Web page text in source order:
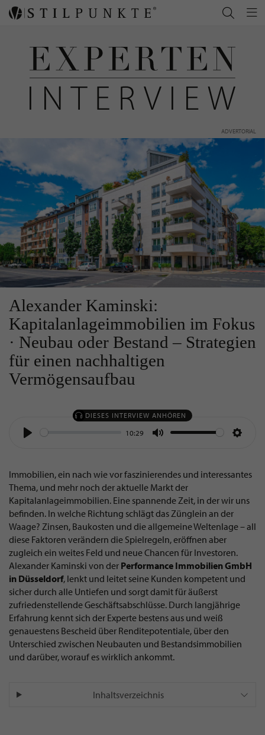
ADVERTORIAL
Alexander Kaminski:
Kapitalanlageimmobilien im Fokus
· Neubau oder Bestand – Strategien
für einen nachhaltigen
Vermögensaufbau
DIESES INTERVIEW ANHÖREN
10:29
Immobilien, ein nach wie vor faszinierendes und interessantes
Thema, und mehr noch der aktuelle Markt der
Kapitalanlageimmobilien. Eine spannende Zeit, in der wir uns
befinden. In welche Richtung schlägt das Zünglein an der
Waage? Zinsen, Baukosten und die allgemeine Weltenlage – all
diese Faktoren verändern die Spielregeln, eröffnen aber
zugleich ein weites Feld und neue Chancen für Investoren.
Alexander Kaminski von der Performance Immobilien GmbH
in Düsseldorf, lenkt und leitet seine Kunden kompetent und
sicher durch alle Untiefen und sorgt damit für äußerst
zufriedenstellende Geschäftsabschlüsse. Durch langjährige
Erfahrung kennt sich der Experte bestens aus und weiß
genauestens Bescheid über Renditepotentiale, über den
Unterschied zwischen Neubauten und Bestandsimmobilien
und darüber, worauf es wirklich ankommt.
Inhaltsverzeichnis